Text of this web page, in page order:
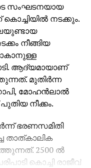
സംഘടനയായ
നടക്കും.
നീങ്ങിയ
ആദ്യമായാണ്
മുതിര്‍ന്ന
മോഹന്‍ലാല്‍
നീക്കം.
ഭരണസമിതി
താത്കാലിക
2500 ല്‍
കൊച്ചി രാജീവ്